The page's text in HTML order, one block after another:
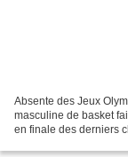
Absente des Jeux
masculine de basket
en finale des derniers